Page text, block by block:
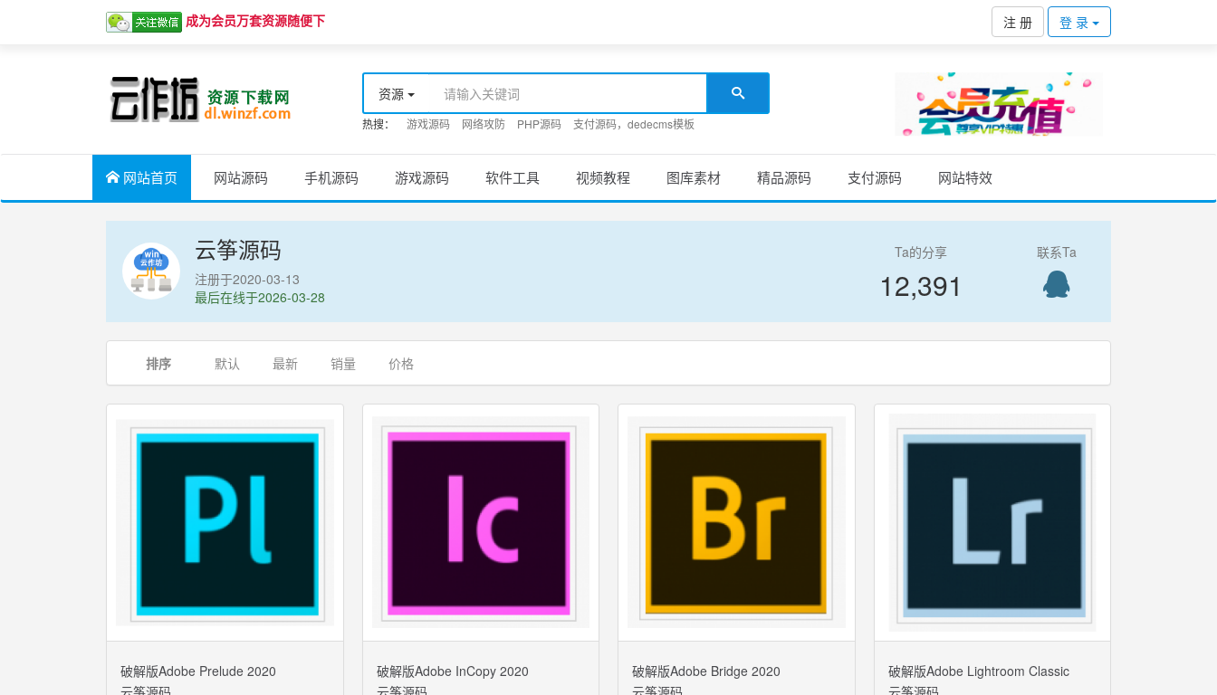
成为会员万套资源随便下 注 册 登 录
资源
热搜： 游戏源码 网络攻防 PHP源码 支付源码，dedecms模板
网站首页 网站源码 手机源码 游戏源码 软件工具 视频教程 图库素材 精品源码 支付源码 网站特效
云筝源码
注册于2020-03-13
最后在线于2026-03-28
Ta的分享
12,391
联系Ta
排序 默认 最新 销量 价格
破解版Adobe Prelude 2020
云筝源码
破解版Adobe InCopy 2020
云筝源码
破解版Adobe Bridge 2020
云筝源码
破解版Adobe Lightroom Classic
云筝源码